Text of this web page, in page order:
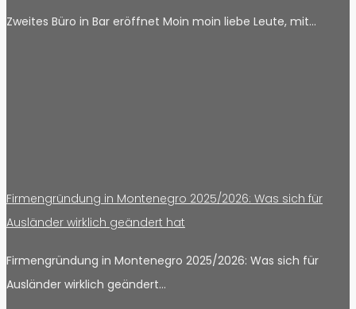
Zweites Büro in Bar eröffnet Moin moin liebe Leute, mit…
Firmengründung in Montenegro 2025/2026: Was sich für
Ausländer wirklich geändert hat
Firmengründung in Montenegro 2025/2026: Was sich für
Ausländer wirklich geändert…